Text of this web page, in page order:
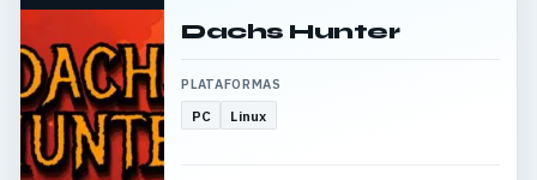
Dachs Hunter
PLATAFORMAS
PC Linux